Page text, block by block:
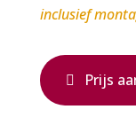
inclusief
Prijs